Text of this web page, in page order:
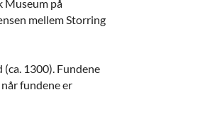
Museum på
mellem Storring
1300). Fundene
fundene er